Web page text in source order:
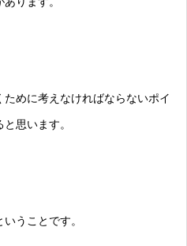
めに考えなければならないポイ
思います。
うことです。